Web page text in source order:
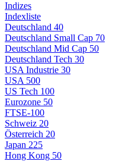
Indizes
Indexliste
Deutschland 40
Deutschland Small Cap 70
Deutschland Mid Cap 50
Deutschland Tech 30
USA Industrie 30
USA 500
US Tech 100
Eurozone 50
FTSE-100
Schweiz 20
Österreich 20
Japan 225
Hong Kong 50